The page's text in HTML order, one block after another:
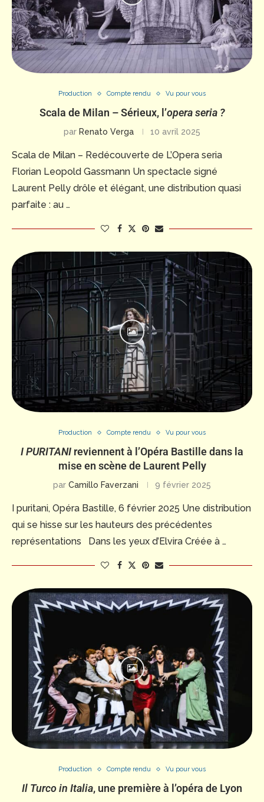
Production Compte rendu Vu pour vous
Scala de Milan – Sérieux, l’opera seria ?
par Renato Verga 10 avril 2025
Scala de Milan – Redécouverte de L’Opera seria
Florian Leopold Gassmann Un spectacle signé
Laurent Pelly drôle et élégant, une distribution quasi
parfaite : au …
Production Compte rendu Vu pour vous
I PURITANI reviennent à l’Opéra Bastille dans la
mise en scène de Laurent Pelly
par Camillo Faverzani 9 février 2025
I puritani, Opéra Bastille, 6 février 2025 Une distribution
qui se hisse sur les hauteurs des précédentes
représentations Dans les yeux d’Elvira Créée à …
Production Compte rendu Vu pour vous
Il Turco in Italia, une première à l’opéra de Lyon